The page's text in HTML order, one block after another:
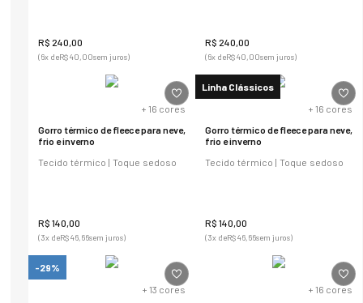
R$ 240 00
(6x deR$40,00sem juros)
R$ 240 00
(6x deR$40,00sem juros)
+ 16 cores
Gorro térmico de fleece para neve,
frio e inverno
Tecido térmico | Toque sedoso
R$ 140 00
(3x deR$46,66sem juros)
Linha Clássicos
+ 16 cores
Gorro térmico de fleece para neve,
frio e inverno
Tecido térmico | Toque sedoso
R$ 140 00
(3x deR$46,66sem juros)
-29%
+ 13 cores
+ 16 cores